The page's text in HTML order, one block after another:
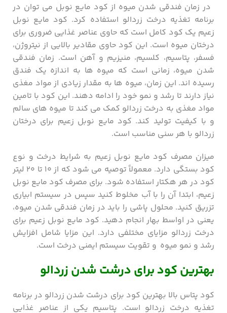
در زمان فندقی شدن میوه از کود مایع نوبل می توان در
برنامه تغذیه درخت زردالو استفاده کرد. کود مایع نوبل
زعیم یک کود کامل است که حاوی عناصر غذایی ضروری برای
درختان میوه است. این کود حاوی مقادیر بالایی از نیتروژن،
فسفر، پتاسیم، کلسیم، منیزیم و آهن است. زمان فندقی
شدن میوه، زمانی است که میوه ها به اندازه یک فندق
رسیده اند. این زمان، میوه ها به مقدار زیادی از مواد مغذی
نیاز دارند تا رشد و نمو خود را ادامه دهند. این کود با تامین
مواد مغذی به درخت زردالو کمک می کند تا میوه های سالم
و با کیفیت تولید کند. کود مایع نوبل زعیم برای درختان
زردالو با هر سنی مناسب است.
میزان مصرف کود مایع نوبل زعیم به شرایط درخت و نوع
کود بستگی دارد. معمولاً توصیه می شود که از ۱۰ تا ۲۰ لیتر
کود در هر هکتار استفاده شود. برای مصرف کود مایع نوبل
زعیم، ابتدا آن را با آب مخلوط کنید سپس در سیستم ابیاری
تزریق کنید. محلول پاشی را باید در زمان فندقی شدن میوه،
یعنی در اواسط بهار انجام دهید. کود مایع نوبل زعیم برای
درخت زردالو مزایای مختلفی دارد. این مزایا شامل افزایش
رشد و نمو میوه و تقویت سیستم ایمنی درخت است.
بهترین کود برای درشت شدن زردالو
کود پتاس بالا بهترین کود برای درشت شدن زردالو در برنامه
تغذیه درخت زردالو است. پتاسیم یکی از عناصر غذایی